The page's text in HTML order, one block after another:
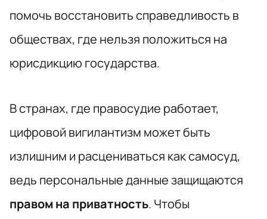
помочь восстановить справедливость в
обществах, где нельзя положиться на
юрисдикцию государства.
В странах, где правосудие работает,
цифровой вигилантизм может быть
излишним и расцениваться как самосуд,
ведь персональные данные защищаются
правом на приватность. Чтобы